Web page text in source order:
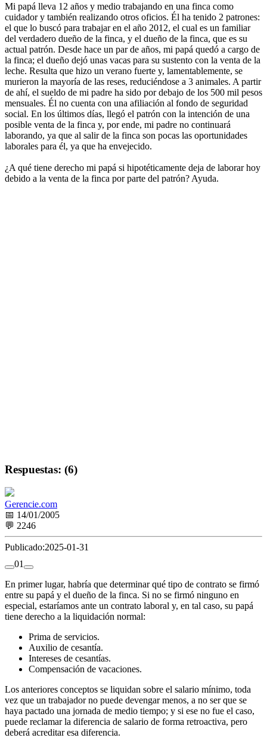
Mi papá lleva 12 años y medio trabajando en una finca como
cuidador y también realizando otros oficios. Él ha tenido 2 patrones:
el que lo buscó para trabajar en el año 2012, el cual es un familiar
del verdadero dueño de la finca, y el dueño de la finca, que es su
actual patrón. Desde hace un par de años, mi papá quedó a cargo de
la finca; el dueño dejó unas vacas para su sustento con la venta de la
leche. Resulta que hizo un verano fuerte y, lamentablemente, se
murieron la mayoría de las reses, reduciéndose a 3 animales. A partir
de ahí, el sueldo de mi padre ha sido por debajo de los 500 mil pesos
mensuales. Él no cuenta con una afiliación al fondo de seguridad
social. En los últimos días, llegó el patrón con la intención de una
posible venta de la finca y, por ende, mi padre no continuará
laborando, ya que al salir de la finca son pocas las oportunidades
laborales para él, ya que ha envejecido.
¿A qué tiene derecho mi papá si hipotéticamente deja de laborar hoy
debido a la venta de la finca por parte del patrón? Ayuda.
Respuestas: (6)
Gerencie.com
📅 14/01/2005
💬 2246
Publicado:2025-01-31
01
En primer lugar, habría que determinar qué tipo de contrato se firmó
entre su papá y el dueño de la finca. Si no se firmó ninguno en
especial, estaríamos ante un contrato laboral y, en tal caso, su papá
tiene derecho a la liquidación normal:
Prima de servicios.
Auxilio de cesantía.
Intereses de cesantías.
Compensación de vacaciones.
Los anteriores conceptos se liquidan sobre el salario mínimo, toda
vez que un trabajador no puede devengar menos, a no ser que se
haya pactado una jornada de medio tiempo; y si ese no fue el caso,
puede reclamar la diferencia de salario de forma retroactiva, pero
deberá acreditar esa diferencia.